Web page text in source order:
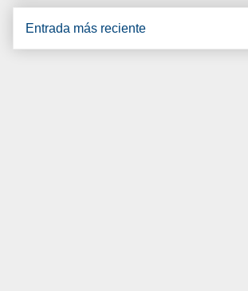
Entrada más reciente